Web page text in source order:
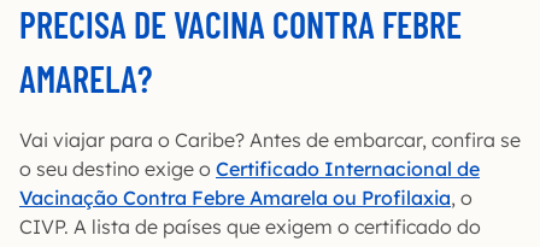
PRECISA DE VACINA CONTRA FEBRE
AMARELA?
Vai viajar para o Caribe? Antes de embarcar, confira se
o seu destino exige o Certificado Internacional de
Vacinação Contra Febre Amarela ou Profilaxia, o
CIVP. A lista de países que exigem o certificado do